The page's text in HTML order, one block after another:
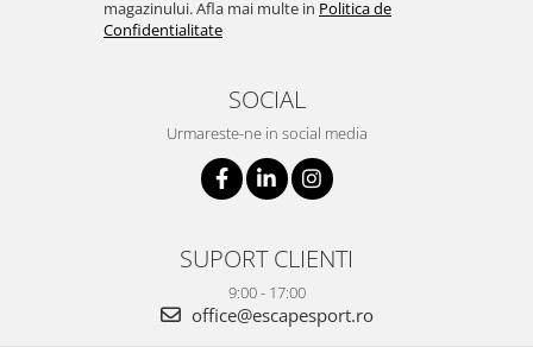
magazinului. Afla mai multe in Politica de
Confidentialitate
SOCIAL
Urmareste-ne in social media
SUPORT CLIENTI
9:00 - 17:00
office@escapesport.ro